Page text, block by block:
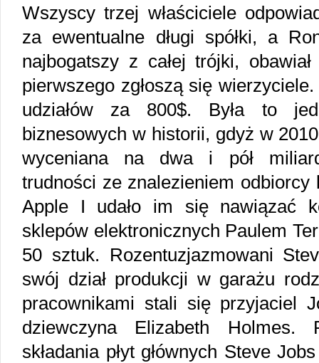
Wszyscy trzej właściciele
za ewentualne długi spółki, a
najbogatszy z całej trójki,
pierwszego zgłoszą się
udziałów za 800$. Była to
biznesowych w historii, gdyż w
wyceniana na dwa i pół
trudności ze znalezieniem odbiorcy
Apple I udało im się nawiązać
sklepów elektronicznych Paulem
50 sztuk. Rozentuzjazmowani
swój dział produkcji w garażu
pracownikami stali się przyjaciel
dziewczyna Elizabeth
składania płyt głównych Steve